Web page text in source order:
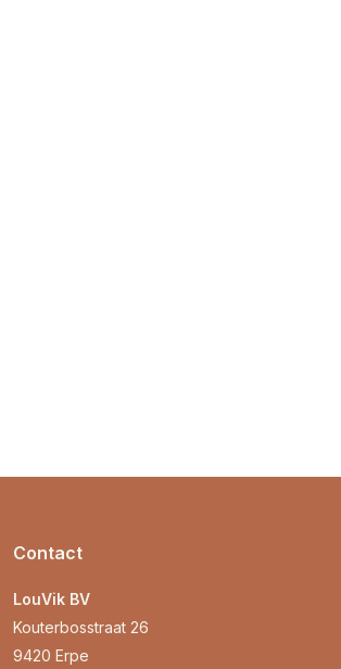
Contact
LouVik BV
Kouterbosstraat 26
9420 Erpe